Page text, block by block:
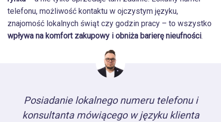
telefonu, możliwość kontaktu w ojczystym języku,
znajomość lokalnych świąt czy godzin pracy – to wszystko
wpływa na komfort zakupowy i obniża barierę nieufności.
Posiadanie lokalnego numeru telefonu i
konsultanta mówiącego w języku klienta